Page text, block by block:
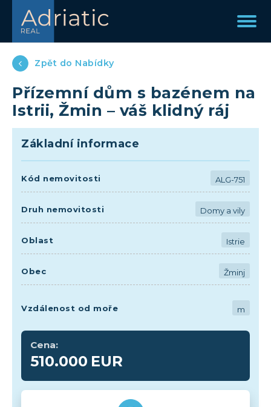
Zpět do Nabídky
Přízemní dům s bazénem na
Istrii, Žmin – váš klidný ráj
Základní informace
Kód nemovitosti ALG-751
Druh nemovitosti Domy a vily
Oblast Istrie
Obec Žminj
Vzdálenost od moře m
Cena:
510.000 EUR